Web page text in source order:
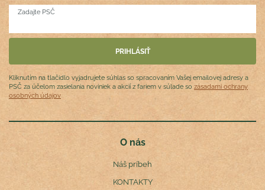
Zadajte PSČ
Kliknutím na tlačidlo vyjadrujete súhlas so spracovaním Vašej emailovej adresy a
PSČ za účelom zasielania noviniek a akcií z fariem v súlade so zásadami ochrany
osobných údajov
O nás
Náš príbeh
KONTAKTY